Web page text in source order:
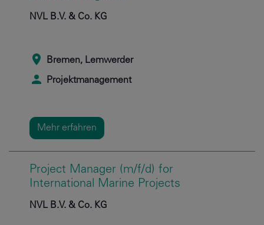
NVL B.V. & Co. KG
Bremen, Lemwerder
Projektmanagement
Mehr erfahren
Project Manager (m/f/d) for
International Marine Projects
NVL B.V. & Co. KG